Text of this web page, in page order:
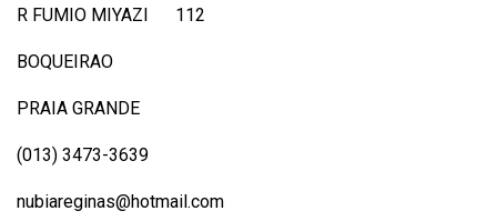
R FUMIO MIYAZI 112
BOQUEIRAO
PRAIA GRANDE
(013) 3473-3639
nubiareginas@hotmail.com